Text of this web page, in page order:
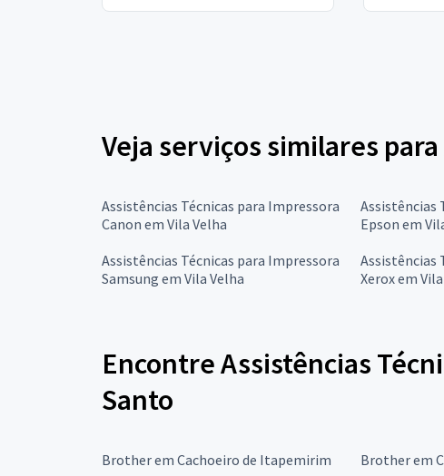
Veja serviços similares
Assistências Técnicas para Impressora
Canon em Vila Velha
Assistências
Epson em
Assistências Técnicas para Impressora
Samsung em Vila Velha
Assistências
Xerox em
Encontre Assistências
Santo
Brother em Cachoeiro de Itapemirim Brother em